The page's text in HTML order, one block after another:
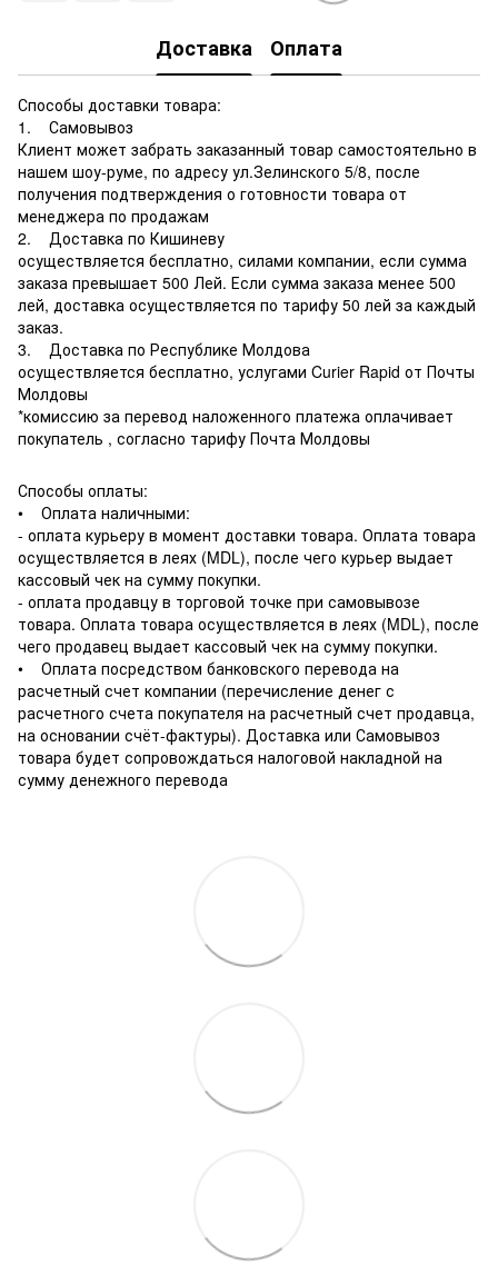
Доставка Оплата
Способы доставки товара:
1. Самовывоз
Клиент может забрать заказанный товар самостоятельно в
нашем шоу-руме, по адресу ул.Зелинского 5/8, после
получения подтверждения о готовности товара от
менеджера по продажам
2. Доставка по Кишиневу
осуществляется бесплатно, силами компании, если сумма
заказа превышает 500 Лей. Если сумма заказа менее 500
лей, доставка осуществляется по тарифу 50 лей за каждый
заказ.
3. Доставка по Республике Молдова
осуществляется бесплатно, услугами Curier Rapid от Почты
Молдовы
*комиссию за перевод наложенного платежа оплачивает
покупатель , согласно тарифу Почта Молдовы
Способы оплаты:
• Оплата наличными:
- оплата курьеру в момент доставки товара. Оплата товара
осуществляется в леях (MDL), после чего курьер выдает
кассовый чек на сумму покупки.
- оплата продавцу в торговой точке при самовывозе
товара. Оплата товара осуществляется в леях (MDL), после
чего продавец выдает кассовый чек на сумму покупки.
• Оплата посредством банковского перевода на
расчетный счет компании (перечисление денег с
расчетного счета покупателя на расчетный счет продавца,
на основании счёт-фактуры). Доставка или Самовывоз
товара будет сопровождаться налоговой накладной на
сумму денежного перевода